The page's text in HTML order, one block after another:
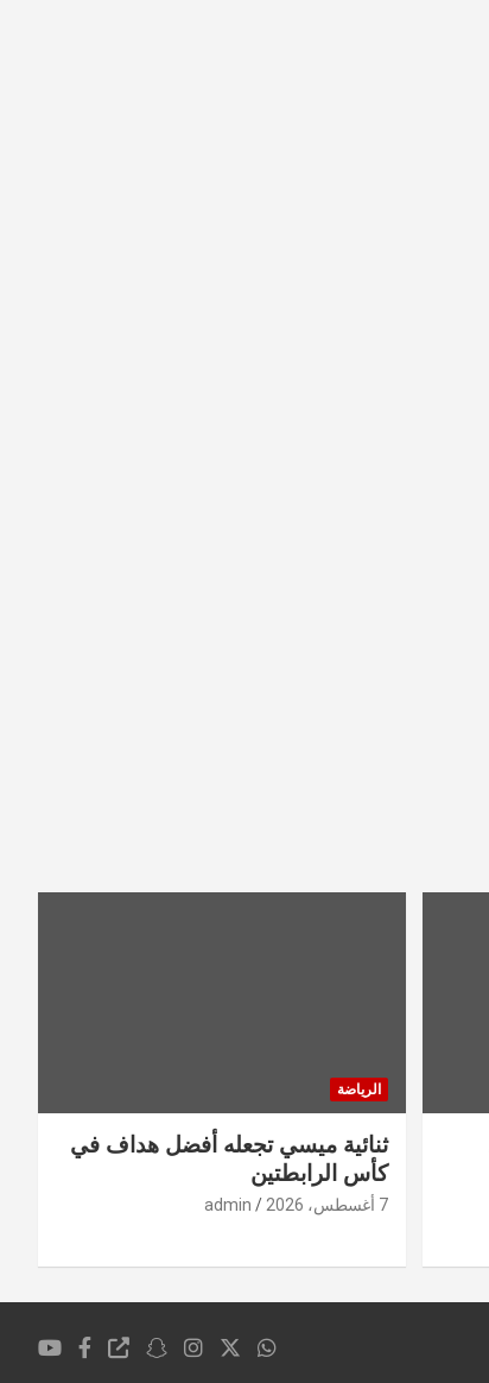
الرياضة
ثنائية ميسي تجعله أفضل هداف في
كأس الرابطتين
7 أغسطس، 2026 admin